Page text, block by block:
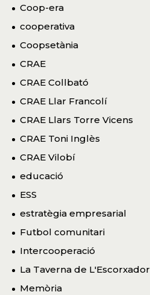
Coop-era
cooperativa
Coopsetània
CRAE
CRAE Collbató
CRAE Llar Francolí
CRAE Llars Torre Vicens
CRAE Toni Inglès
CRAE Vilobí
educació
ESS
estratègia empresarial
Futbol comunitari
Intercooperació
La Taverna de L'Escorxador
Memòria